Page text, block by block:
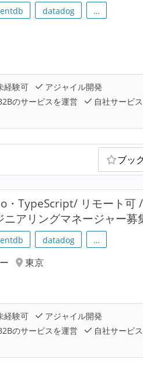
datadog …
経験可
アジャイル開発
のサービスを運営
自社サービ
ブッ
・TypeScript/ リモート可
アリングマネージャー募
datadog …
東京
経験可
アジャイル開発
のサービスを運営
自社サービ